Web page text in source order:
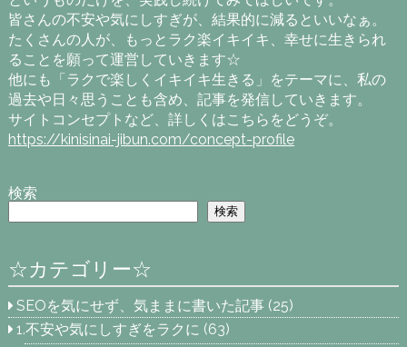
皆さんの不安や気にしすぎが、結果的に減るといいなぁ。
たくさんの人が、もっとラク楽イキイキ、幸せに生きられ
ることを願って運営していきます☆
他にも「ラクで楽しくイキイキ生きる」をテーマに、私の
過去や日々思うことも含め、記事を発信していきます。
サイトコンセプトなど、詳しくはこちらをどうぞ。
https://kinisinai-jibun.com/concept-profile
検索
検索
☆カテゴリー☆
SEOを気にせず、気ままに書いた記事 (25)
1.不安や気にしすぎをラクに (63)